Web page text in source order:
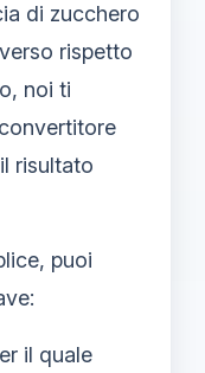
di zucchero
rispetto
noi ti
risultato
puoi
il quale